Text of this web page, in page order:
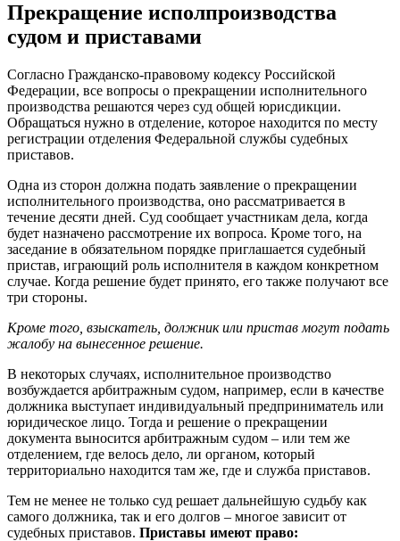
Прекращение исполпроизводства
судом и приставами
Согласно Гражданско-правовому кодексу Российской
Федерации, все вопросы о прекращении исполнительного
производства решаются через суд общей юрисдикции.
Обращаться нужно в отделение, которое находится по месту
регистрации отделения Федеральной службы судебных
приставов.
Одна из сторон должна подать заявление о прекращении
исполнительного производства, оно рассматривается в
течение десяти дней. Суд сообщает участникам дела, когда
будет назначено рассмотрение их вопроса. Кроме того, на
заседание в обязательном порядке приглашается судебный
пристав, играющий роль исполнителя в каждом конкретном
случае. Когда решение будет принято, его также получают все
три стороны.
Кроме того, взыскатель, должник или пристав могут подать
жалобу на вынесенное решение.
В некоторых случаях, исполнительное производство
возбуждается арбитражным судом, например, если в качестве
должника выступает индивидуальный предприниматель или
юридическое лицо. Тогда и решение о прекращении
документа выносится арбитражным судом – или тем же
отделением, где велось дело, ли органом, который
территориально находится там же, где и служба приставов.
Тем не менее не только суд решает дальнейшую судьбу как
самого должника, так и его долгов – многое зависит от
судебных приставов. Приставы имеют право: